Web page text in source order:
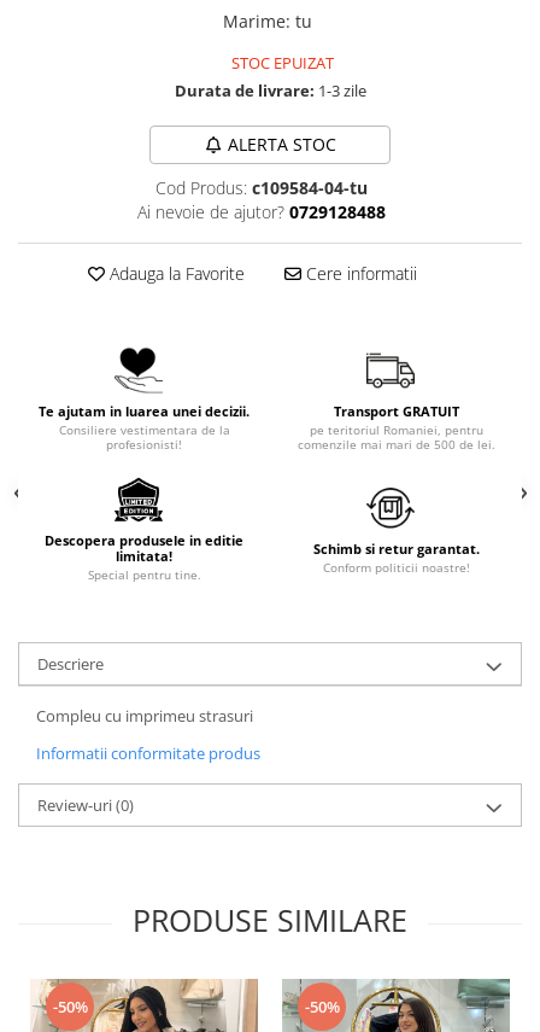
Marime: tu
STOC EPUIZAT
Durata de livrare: 1-3 zile
ALERTA STOC
Cod Produs: c109584-04-tu
Ai nevoie de ajutor? 0729128488
Adauga la Favorite Cere informatii
Te ajutam in luarea unei decizii.
Consiliere vestimentara de la
profesionisti!
Transport GRATUIT
pe teritoriul Romaniei, pentru
comenzile mai mari de 500 de lei.
Descopera produsele in editie
limitata!
Special pentru tine.
Schimb si retur garantat.
Conform politicii noastre!
Descriere
Compleu cu imprimeu strasuri
Informatii conformitate produs
Review-uri(0)
PRODUSE SIMILARE
-50% -50%